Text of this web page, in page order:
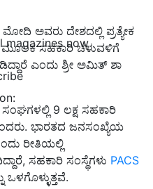
magazines now
ಮೋದಿ ಅವರು ದೇಶದಲ್ಲಿ ಪ್ರತ್ಯೇಕ
ಸಹಕಾರಿ ಚಳುವಳಿಗೆ
ಎಂದು ಶ್ರೀ ಅಮಿತ್ ಶಾ
ಸಂಘಗಳಲ್ಲಿ 9 ಲಕ್ಷ ಸಹಕಾರಿ
ಭಾರತದ ಜನಸಂಖ್ಯೆಯ
ರೀತಿಯಲ್ಲಿ
ಸಹಕಾರಿ ಸಂಸ್ಥೆಗಳು PACS